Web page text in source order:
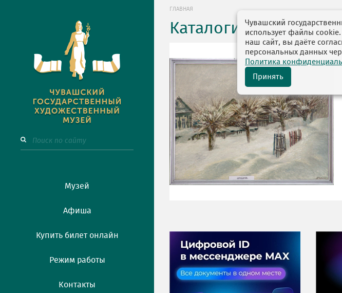
Музей
Афиша
Купить билет онлайн
Режим работы
Контакты
ГЛАВНАЯ
Каталоги выставок
Чувашский
использует файлы
наш сайт, вы даёте
персональных данных
Политика
Принять